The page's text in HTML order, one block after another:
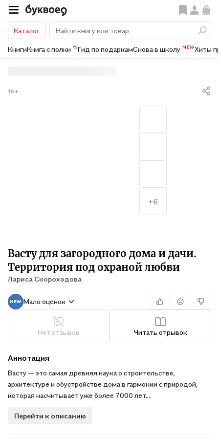
Каталог
КнигиКнига с полки %Гид по подаркамСнова в школу NEWХиты
Васту для загородного дома и дачи.
Территория под охраной любви
Лариса Скороходова
16+
Мало оценок
Нет отзывов Читать отрывок
+6
Аннотация
Васту — это самая древняя наука о строительстве,
архитектуре и обустройстве дома в гармонии с природой,
которая насчитывает уже более 7000 лет.
Скороходовой посвящена домам, дачам и загородным
Перейти к описанию